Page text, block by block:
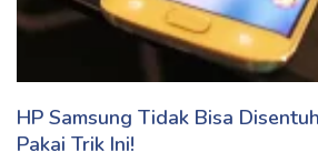
HP Samsung Tidak Bisa
Pakai Trik Ini!